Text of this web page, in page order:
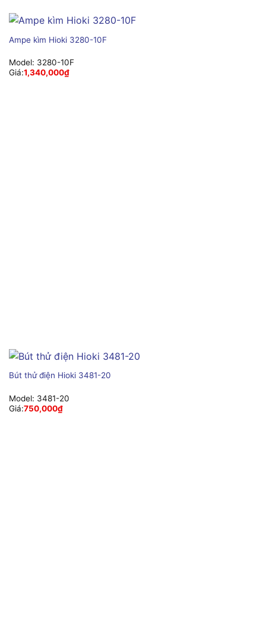
Ampe kìm Hioki 3280-10F
Model: 3280-10F
Giá:1,340,000₫
Bút thử điện Hioki 3481-20
Model: 3481-20
Giá:750,000₫